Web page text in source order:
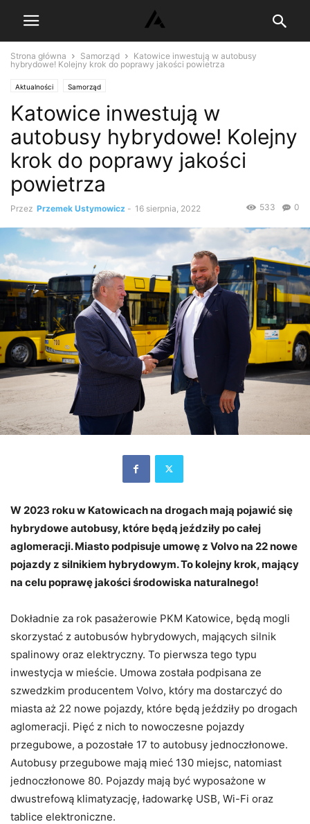
Strona główna Samorząd
Katowice inwestują w autobusy
hybrydowe! Kolejny krok do poprawy jakości powietrza
Aktualności Samorząd
Katowice inwestują w
autobusy hybrydowe! Kolejny
krok do poprawy jakości
powietrza
Przez Przemek Ustymowicz - 16 sierpnia, 2022 0
533
W 2023 roku w Katowicach na drogach mają pojawić się
hybrydowe autobusy, które będą jeździły po całej
aglomeracji. Miasto podpisuje umowę z Volvo na 22 nowe
pojazdy z silnikiem hybrydowym. To kolejny krok, mający
na celu poprawę jakości środowiska naturalnego!
Dokładnie za rok pasażerowie PKM Katowice, będą mogli
skorzystać z autobusów hybrydowych, mających silnik
spalinowy oraz elektryczny. To pierwsza tego typu
inwestycja w mieście. Umowa została podpisana ze
szwedzkim producentem Volvo, który ma dostarczyć do
miasta aż 22 nowe pojazdy, które będą jeździły po drogach
aglomeracji. Pięć z nich to nowoczesne pojazdy
przegubowe, a pozostałe 17 to autobusy jednoczłonowe.
Autobusy przegubowe mają mieć 130 miejsc, natomiast
jednoczłonowe 80. Pojazdy mają być wyposażone w
dwustrefową klimatyzację, ładowarkę USB, Wi-Fi oraz
tablice elektroniczne.